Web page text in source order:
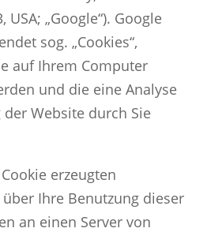
USA; „Google“). Google
sog. „Cookies“,
auf Ihrem Computer
und die eine Analyse
Website durch Sie
erzeugten
Ihre Benutzung dieser
an einen Server von